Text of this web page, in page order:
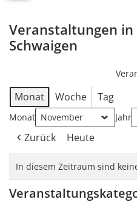
Veranstaltungen
Schwaigen
Monat Woche Tag
Monat Jahr
Zurück Heute
In diesem Zeitraum sind